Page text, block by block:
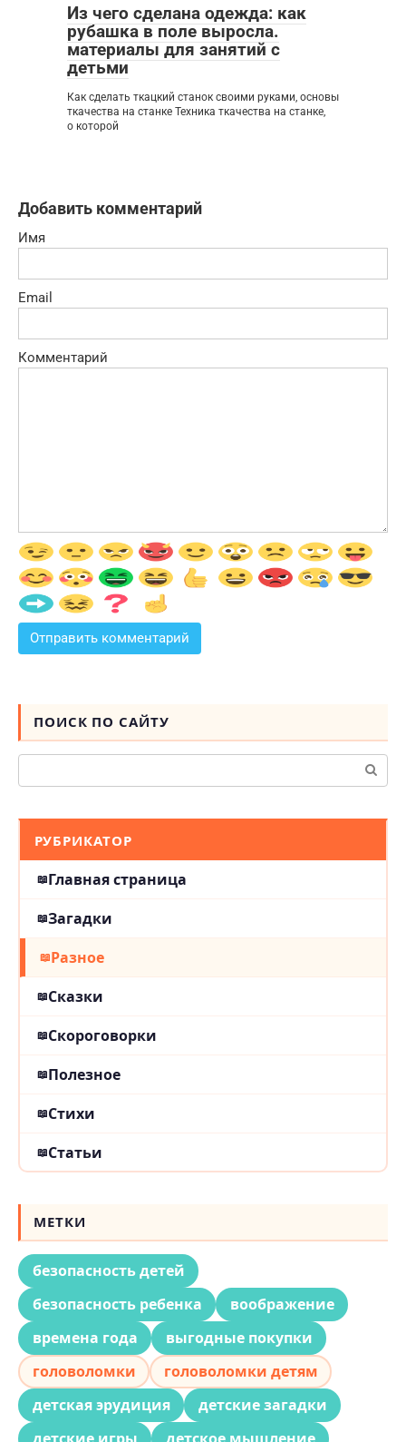
Из чего сделана одежда: как
рубашка в поле выросла.
материалы для занятий с
детьми
Как сделать ткацкий станок своими руками, основы
ткачества на станке Техника ткачества на станке,
о которой
Добавить комментарий
Имя
Email
Комментарий
ПОИСК ПО САЙТУ
Поиск:
РУБРИКАТОР
Главная страница
Загадки
Разное
Сказки
Скороговорки
Полезное
Стихи
Статьи
МЕТКИ
безопасность детей
безопасность ребенка
воображение
времена года
выгодные покупки
головоломки
головоломки детям
детская эрудиция
детские загадки